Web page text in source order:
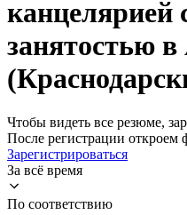
канцелярией
занятостью в
Чтобы видеть все резюме,
После регистрации откроем
Зарегистрироваться
За всё время
По соответствию